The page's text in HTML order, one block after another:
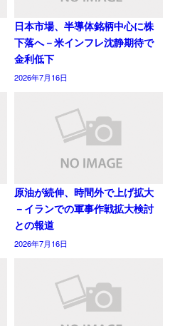
日本市場、半導体銘柄中心に株
下落へ－米インフレ沈静期待で
金利低下
2026年7月16日
原油が続伸、時間外で上げ拡大
－イランでの軍事作戦拡大検討
との報道
2026年7月16日